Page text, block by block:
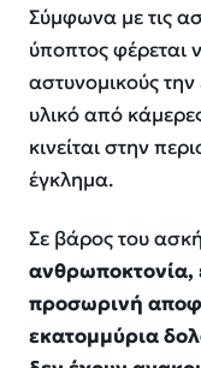
Σύμφωνα με τις
ύποπτος φέρεται
αστυνομικούς
υλικό από
κινείται στην
έγκλημα.
Σε βάρος του
ανθρωποκτονία,
προσωρινή
εκατομμύρια